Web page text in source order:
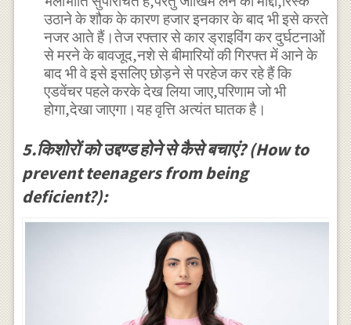
उठाने के शौक के कारण हजार इनकार के बाद भी इसे करते
नजर आते हैं।तेज रफ्तार से कार ड्राइविंग कर दुर्घटनाओं
से मरने के बावजूद,नशे से बीमारियों की गिरफ्त में आने के
बाद भी वे इसे इसलिए छोड़ने से परहेज कर रहे हैं कि
एडवेंचर पहले करके देख लिया जाए,परिणाम जो भी
होगा,देखा जाएगा।यह वृत्ति अत्यंत घातक है।
5.किशोरों को उद्दण्ड होने से कैसे बचाएं? (How to
prevent teenagers from being
deficient?):